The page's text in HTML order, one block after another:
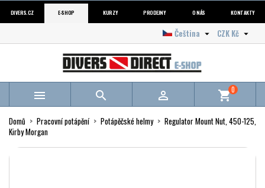
DIVERS.CZ E-SHOP KURZY PRODEJNY O NÁS KONTAKTY
CZK Kč 
Čeština 
   shopping_cart0
Domů Pracovní potápění Potápěčské helmy
Regulator Mount Nut, 450-125,
Kirby Morgan